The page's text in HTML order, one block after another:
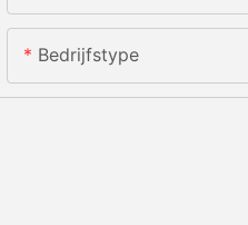
Bedrijfstype